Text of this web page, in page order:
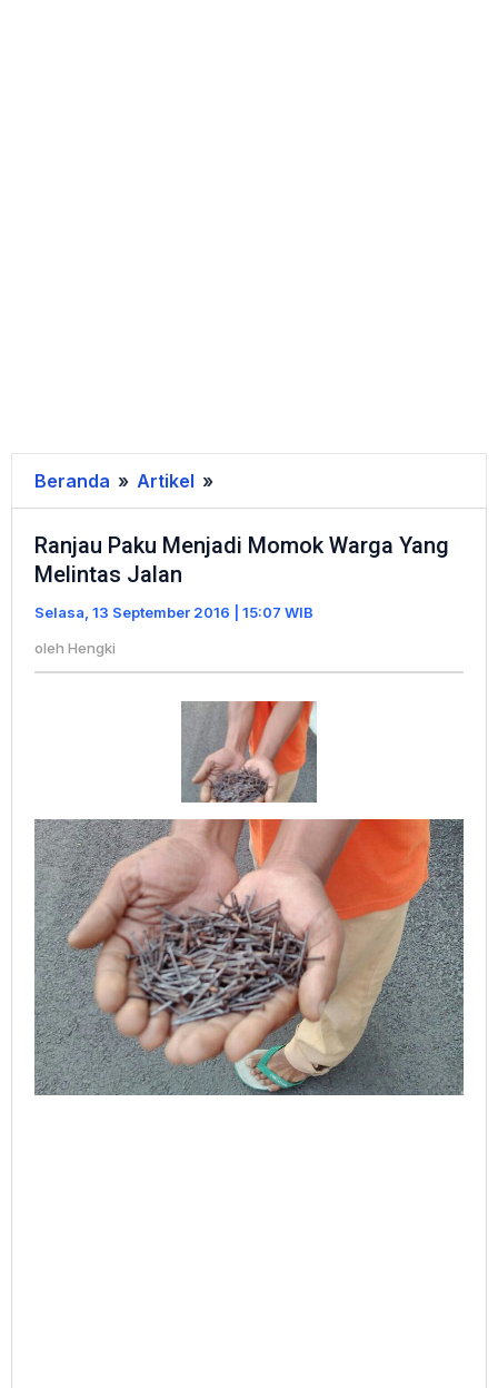
Beranda » Artikel »
Paku
Menjadi
Warga
Melintas
Jalan
Ranjau Paku Menjadi Momok Warga Yang
Melintas Jalan
Selasa, 13 September 2016 | 15:07 WIB
oleh Hengki